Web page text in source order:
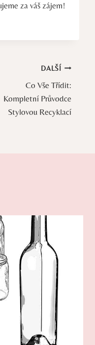
za váš ⁢zájem!
DALŠÍ
Co Vše Třídit:
Kompletní Průvodce
Stylovou Recyklací